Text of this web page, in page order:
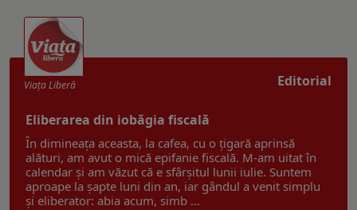
Editorial
Viaţa Liberă
Eliberarea din iobăgia fiscală
În dimineața aceasta, la cafea, cu o țigară aprinsă
alături, am avut o mică epifanie fiscală. M-am uitat în
calendar și am văzut că e sfârșitul lunii iulie. Suntem
aproape la șapte luni din an, iar gândul a venit simplu
și eliberator: abia acum, simb ...